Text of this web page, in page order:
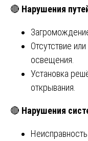
🔴 Нарушения
Отсутствие
освещения.
Установка
открывания.
🔴 Нарушения